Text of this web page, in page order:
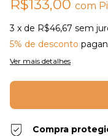
R$133,00 com
3 x de R$46,67 sem
5% de desconto
Ver mais detalhes
Compra